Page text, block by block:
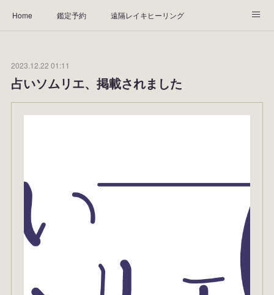
Home 鑑定予約 遠隔レイキヒーリング
Instagram
2023.12.22 01:11
占いソムリエ、掲載されました